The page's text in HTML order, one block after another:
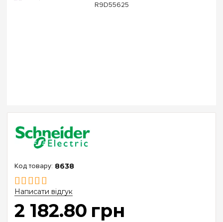
8638
Написати відгук
2 182.80 грн